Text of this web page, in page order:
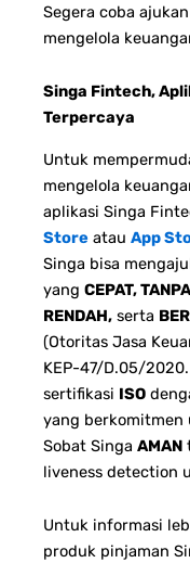
Segera coba
mengelola
Singa Fintech,
Terpercaya
Untuk
mengelola
aplikasi Singa
Store atau App
Singa bisa
yang CEPAT,
RENDAH, serta
(Otoritas Jasa
KEP-47/D.05/
sertifikasi ISO
yang berkomitmen
Sobat Singa AMAN
liveness detection
Untuk informasi
produk pinjaman